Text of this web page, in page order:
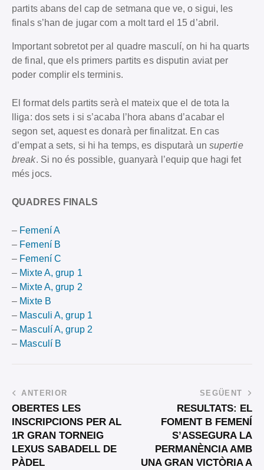
partits abans del cap de setmana que ve, o sigui, les
finals s’han de jugar com a molt tard el 15 d’abril.
Important sobretot per al quadre masculí, on hi ha quarts
de final, que els primers partits es disputin aviat per
poder complir els terminis.
El format dels partits serà el mateix que el de tota la
lliga: dos sets i si s’acaba l’hora abans d’acabar el
segon set, aquest es donarà per finalitzat. En cas
d’empat a sets, si hi ha temps, es disputarà un supertie
break. Si no és possible, guanyarà l’equip que hagi fet
més jocs.
QUADRES FINALS
– Femení A
– Femení B
– Femení C
– Mixte A, grup 1
– Mixte A, grup 2
– Mixte B
– Masculi A, grup 1
– Masculí A, grup 2
– Masculí B
ANTERIOR
OBERTES LES
INSCRIPCIONS PER AL
1R GRAN TORNEIG
LEXUS SABADELL DE
PÀDEL
SEGÜENT
RESULTATS: EL
FOMENT B FEMENÍ
S’ASSEGURA LA
PERMANÈNCIA AMB
UNA GRAN VICTÒRIA A